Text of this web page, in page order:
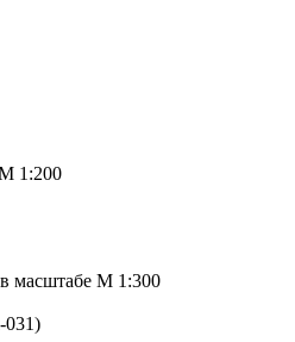
1:200
масштабе М 1:300
)